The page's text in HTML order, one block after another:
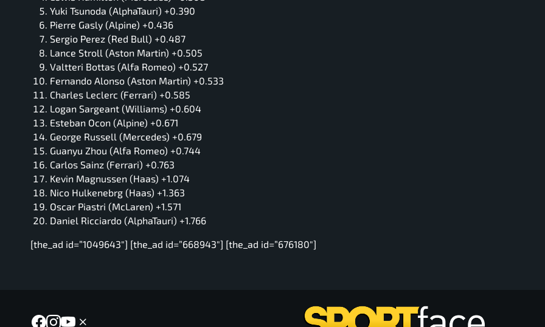
Yuki Tsunoda (AlphaTauri) +0.390
Pierre Gasly (Alpine) +0.436
Sergio Perez (Red Bull) +0.487
Lance Stroll (Aston Martin) +0.505
Valtteri Bottas (Alfa Romeo) +0.527
Fernando Alonso (Aston Martin) +0.533
Charles Leclerc (Ferrari) +0.585
Logan Sargeant (Williams) +0.604
Esteban Ocon (Alpine) +0.671
George Russell (Mercedes) +0.679
Guanyu Zhou (Alfa Romeo) +0.744
Carlos Sainz (Ferrari) +0.763
Kevin Magnussen (Haas) +1.074
Nico Hulkenebrg (Haas) +1.363
Oscar Piastri (McLaren) +1.571
Daniel Ricciardo (AlphaTauri) +1.766
[the_ad id=”1049643″] [the_ad id=”668943″] [the_ad id=”676180″]